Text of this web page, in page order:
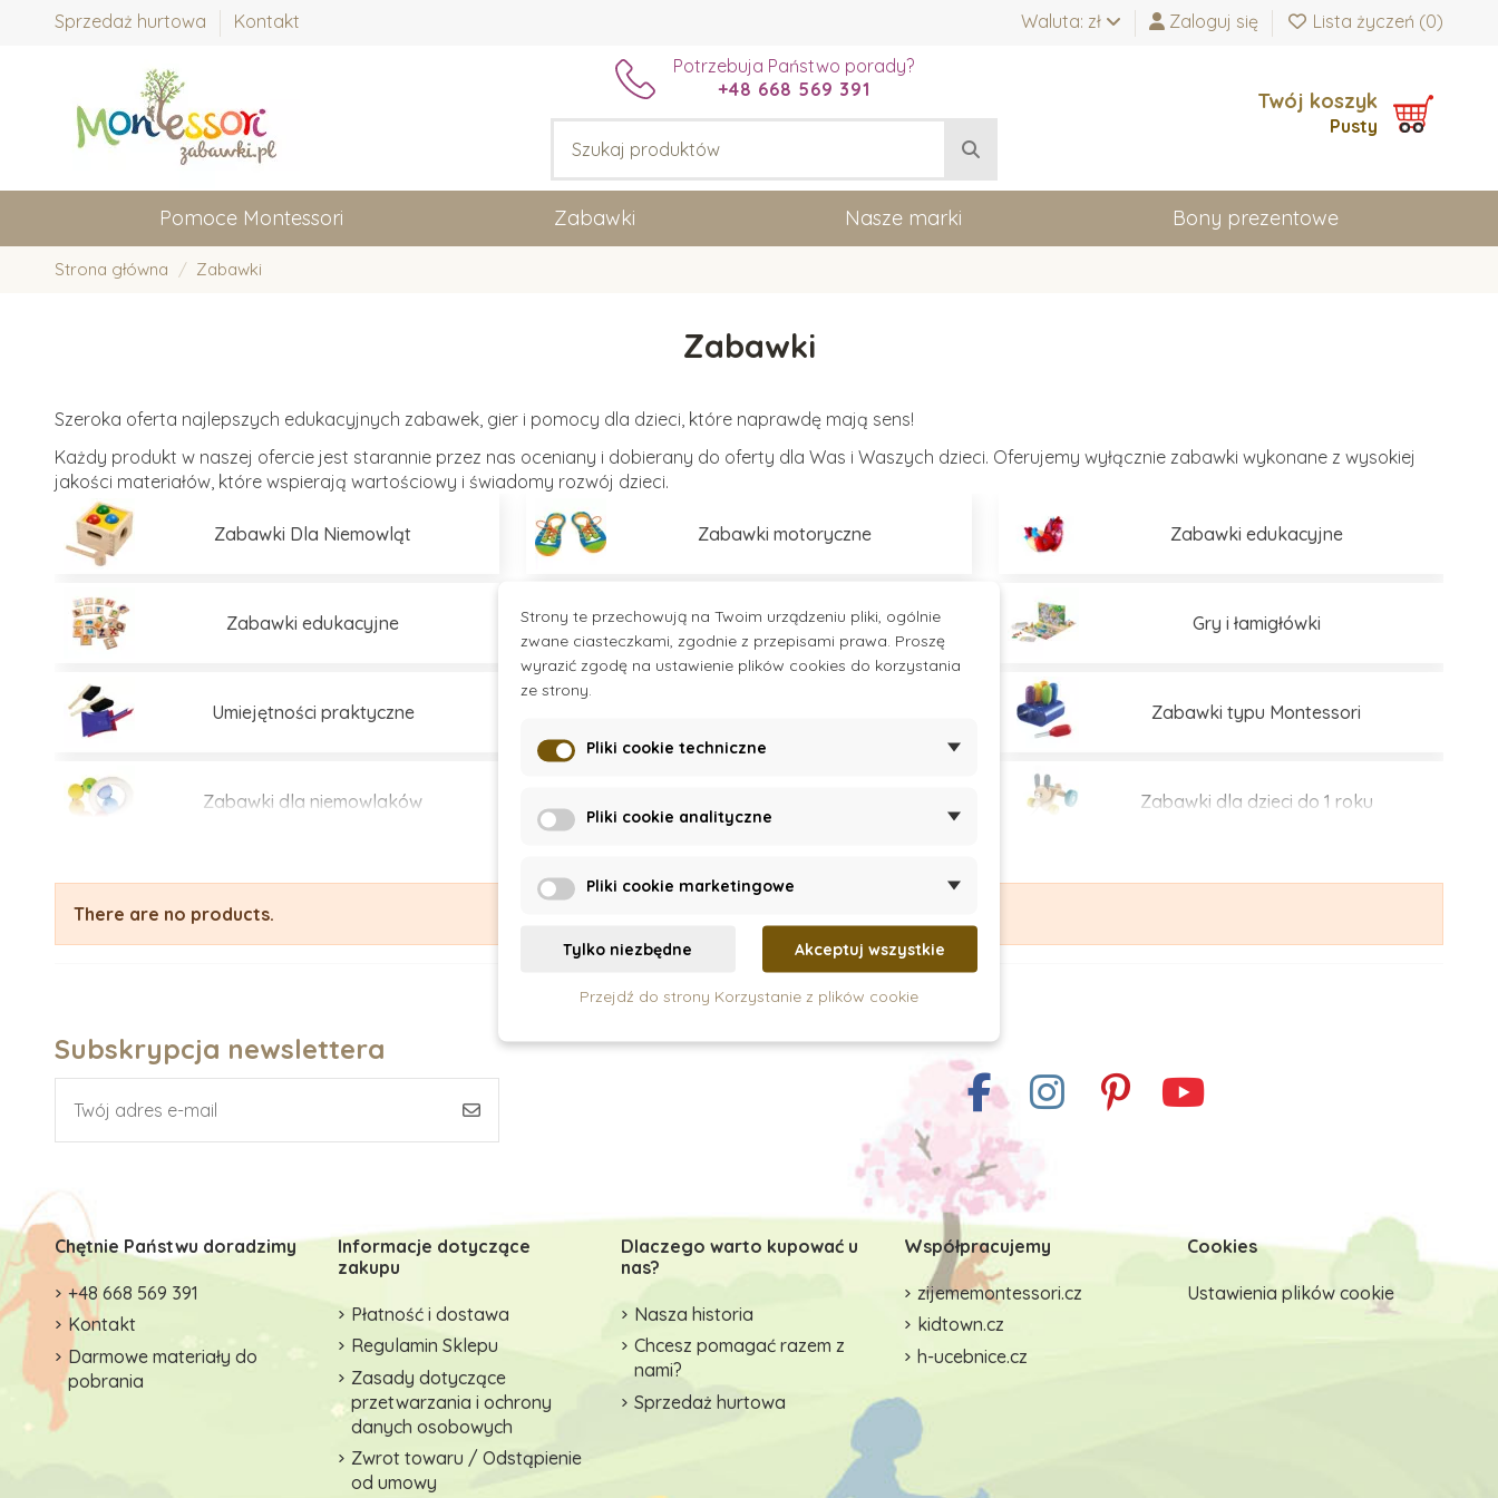
Sprzedaż hurtowa Kontakt Waluta: zł Zaloguj się Lista życzeń (0)
Potrzebuja Państwo porady?
+48 668 569 391
Twój koszyk
Pusty
Pomoce Montessori Zabawki Nasze marki Bony prezentowe
Strona główna Zabawki
Zabawki
Szeroka oferta najlepszych edukacyjnych zabawek, gier i pomocy dla dzieci, które naprawdę mają sens!
Każdy produkt w naszej ofercie jest starannie przez nas oceniany i dobierany do oferty dla Was i Waszych dzieci. Oferujemy wyłącznie zabawki wykonane z wysokiej
jakości materiałów, które wspierają wartościowy i świadomy rozwój dzieci.
Zabawki Dla Niemowląt Zabawki motoryczne Zabawki edukacyjne
Zabawki edukacyjne Zestawy do budowania Gry i łamigłówki
Umiejętności praktyczne Zabawki typu Montessori
Zabawki dla niemowlaków
Zabawki dla dzieci do 1 roku
There are no products.
Subskrypcja newslettera
Chętnie Państwu doradzimy
+48 668 569 391
Kontakt
Darmowe materiały do
pobrania
Informacje dotyczące
zakupu
Płatność i dostawa
Regulamin Sklepu
Zasady dotyczące
przetwarzania i ochrony
danych osobowych
Zwrot towaru / Odstąpienie
od umowy
Dlaczego warto kupować u
nas?
Nasza historia
Chcesz pomagać razem z
nami?
Sprzedaż hurtowa
Współpracujemy
zijememontessori.cz
kidtown.cz
h-ucebnice.cz
Cookies
Ustawienia plików cookie
Strony te przechowują na Twoim urządzeniu pliki, ogólnie
zwane ciasteczkami, zgodnie z przepisami prawa. Proszę
wyrazić zgodę na ustawienie plików cookies do korzystania
ze strony.
Pliki cookie techniczne
Pliki cookie analityczne
Pliki cookie marketingowe
Tylko niezbędne Akceptuj wszystkie
Przejdź do strony Korzystanie z plików cookie